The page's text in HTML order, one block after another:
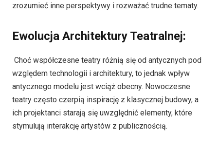
zrozumieć inne perspektywy i rozważać trudne tematy.
Ewolucja Architektury Teatralnej:
Choć współczesne teatry różnią się od antycznych pod
względem technologii i architektury, to jednak wpływ
antycznego modelu jest wciąż obecny. Nowoczesne
teatry często czerpią inspirację z klasycznej budowy, a
ich projektanci starają się uwzględnić elementy, które
stymulują interakcję artystów z publicznością.